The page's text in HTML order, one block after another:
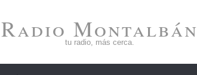
Radio Montalbán
tu radio, más cerca.